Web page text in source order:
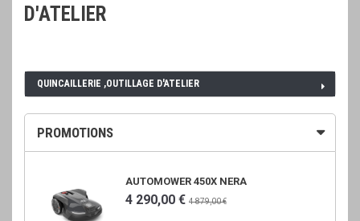
QUINCAILLERIE ,OUTILLAGE D'ATELIER
PROMOTIONS
AUTOMOWER 450X NERA
4 290,00 € 4 879,00 €
D'ATELIER